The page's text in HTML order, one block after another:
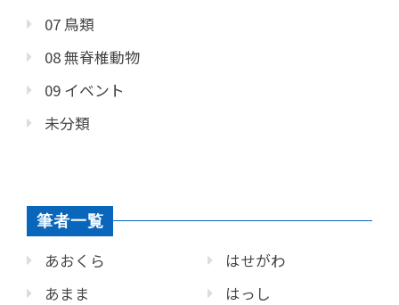
07 鳥類
08 無脊椎動物
09 イベント
未分類
筆者一覧
あおくら
あまま
はせがわ
はっし